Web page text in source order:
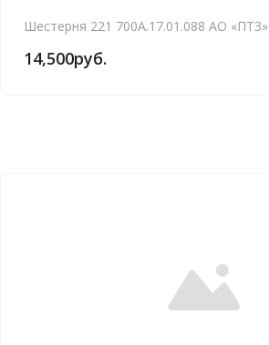
Шестерня 221 700А.17.01.088 АО «ПТЗ»
14,500руб.